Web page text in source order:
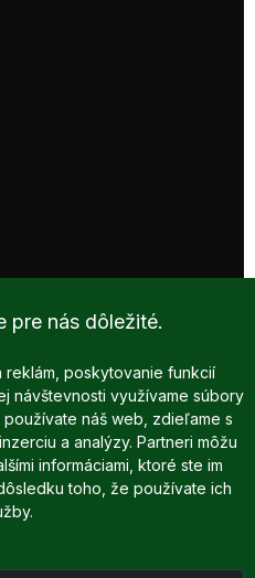
pre nás dôležité.
reklám, poskytovanie funkcií
návštevnosti využívame súbory
náš web, zdieľame s
a analýzy. Partneri môžu
informáciami, ktoré ste im
toho, že používate ich